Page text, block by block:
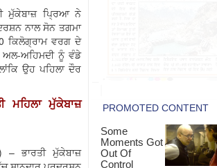
ਮੁੱਕੇਬਾਜ਼ ਪ੍ਰਿਆ ਨੇ
ਨਾਲ ਸੋਨ ਤਗਮਾ
ਕਿਲੋਗ੍ਰਾਮ ਵਰਗ ਦੇ
ਅਲ-ਅਹਿਮਦੀ ਨੂੰ ਵੰਡੇ
ਉਹ ਪਹਿਲਾ ਦੌਰ
ਮਹਿਲਾ ਮੁੱਕੇਬਾਜ਼
ਭਾਰਤੀ ਮੁੱਕੇਬਾਜ਼